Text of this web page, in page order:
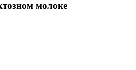
молоке